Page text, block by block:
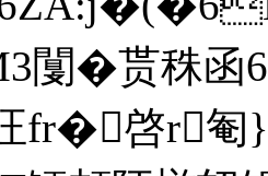
� 贳秼函
fr�啓r匎